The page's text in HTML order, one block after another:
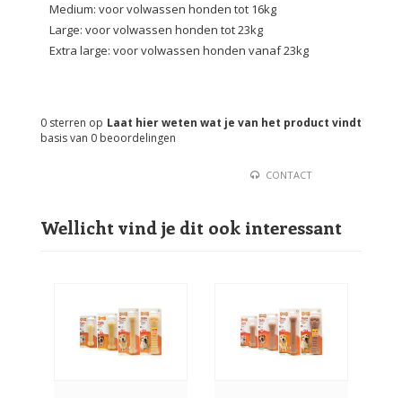
Medium: voor volwassen honden tot 16kg
Large: voor volwassen honden tot 23kg
Extra large: voor volwassen honden vanaf 23kg
Laat hier weten wat je van het product vindt
0 sterren op
basis van 0 beoordelingen
CONTACT
Wellicht vind je dit ook interessant